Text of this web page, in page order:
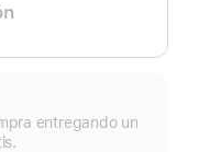
entregando un